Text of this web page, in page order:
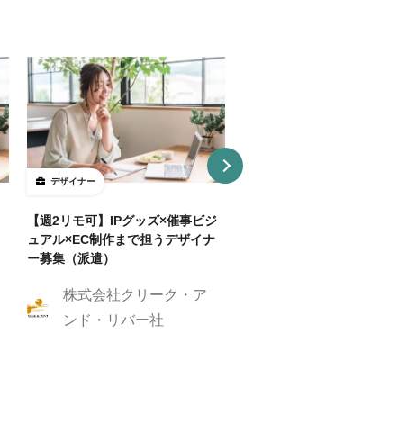
デザイナー
【週2リモ可】IPグッズ×催事ビジ
ュアル×EC制作まで担うデザイナ
ー募集（派遣）
株式会社クリーク・ア
ンド・リバー社